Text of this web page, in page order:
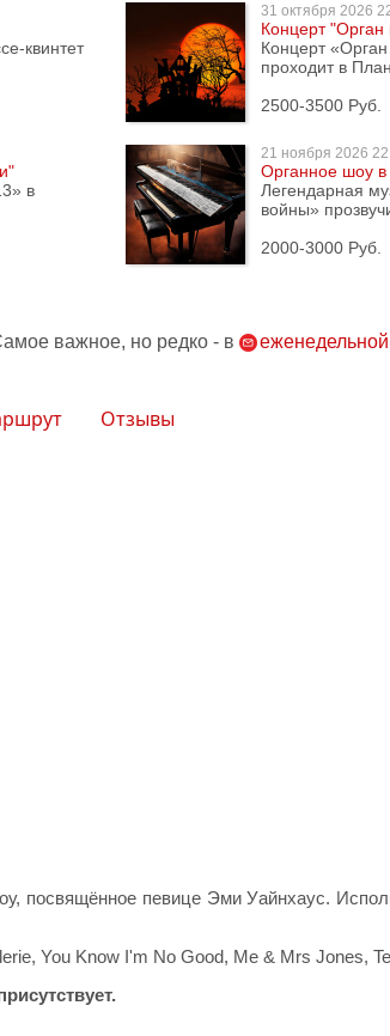
квинтет
31 октября 2026
Концерт
Концерт
проходит в
2500-3500 Руб.
в
21 ноября 2026
Органное шоу
Легендарная
войны»
2000-3000 Руб.
важное, но редко - в
Отзывы
посвящённое певице Эми Уайнхаус.
You Know I'm No Good, Me & Mrs Jones,